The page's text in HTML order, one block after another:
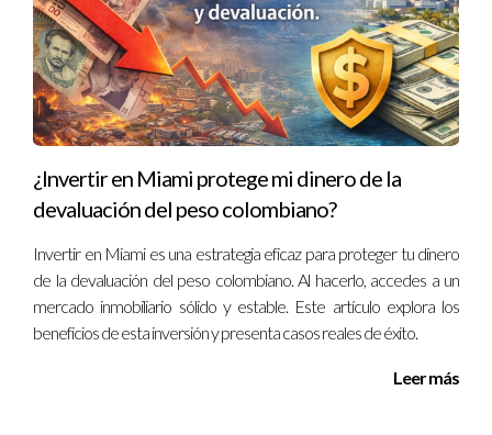
comerciales. Sin embargo, asegúrate de investigar las
regulaciones locales sobre la compra por parte de
extranjeros.
Hector Farfan es un experto en financiamiento
realizar su sueño de comprar propiedades en Estados
Unidos. Si tienes más preguntas o necesitas orientación
personalizada, no dudes en ponerte en contacto con él.
Tu camino hacia la inversión inmobiliaria comienza aquí.
¿Invertir en Miami protege mi dinero de la
devaluación del peso colombiano?
Invertir en Miami es una estrategia eficaz para proteger tu dinero
de la devaluación del peso colombiano. Al hacerlo, accedes a un
mercado inmobiliario sólido y estable. Este artículo explora los
beneficios de esta inversión y presenta casos reales de éxito.
Leer más